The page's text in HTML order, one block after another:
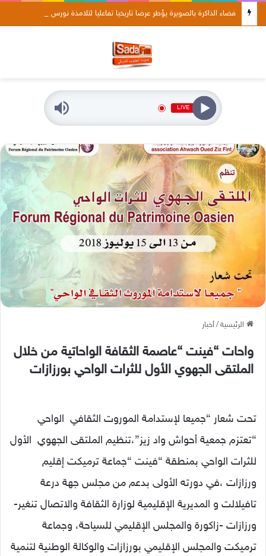
فضاء الذاكرة بالصويرة يؤطر عرضا تاريخيا تفاعليا لتلامذة نورس موگادور
LIVE
الرئيسية/أخبار
واحات “فينت “عاصمة الثقافة الواحاتية من خلال
الملتقى الجهوي الأول للثرات الواحي بورزازات
تحت شعار “جميعا لإستدامة الموروت الثقافي الواحي
“تعتزم جمعية أحواش واد زيز”،تنظيم الملتقى الجهوي الأول
للثرات الواحي بمنطقة “فينت “جماعة ترميكت إقليم
ورزازات ،في دورته الأولى بدعم من مجلس جهة درعة
تافيلالت و المديرية الإقليمية لوزارة الثقافة والاتصال تنغير-
ورزازات -زاكورة والمجلس الإقليمي للسياحة، وجماعة
ترميكت والمجلس الإقليمي بورزازات والوكالة الوطنية لتنمية